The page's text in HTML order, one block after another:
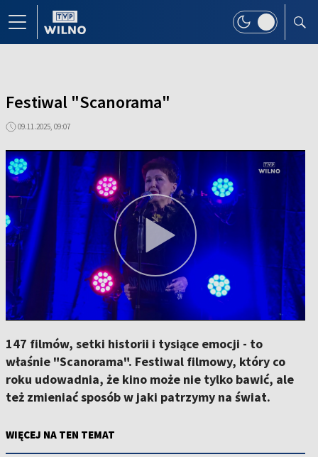
Festiwal "Scanorama"
09.11.2025, 09:07
147 filmów, setki historii i tysiące emocji - to
właśnie "Scanorama". Festiwal filmowy, który co
roku udowadnia, że kino może nie tylko bawić, ale
też zmieniać sposób w jaki patrzymy na świat.
WIĘCEJ NA TEN TEMAT